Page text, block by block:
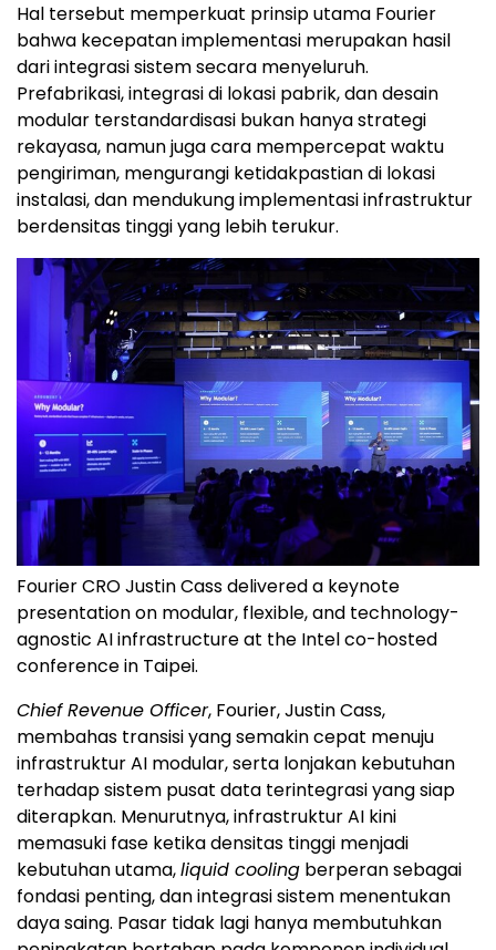
Hal tersebut memperkuat prinsip utama Fourier
bahwa kecepatan implementasi merupakan hasil
dari integrasi sistem secara menyeluruh.
Prefabrikasi, integrasi di lokasi pabrik, dan desain
modular terstandardisasi bukan hanya strategi
rekayasa, namun juga cara mempercepat waktu
pengiriman, mengurangi ketidakpastian di lokasi
instalasi, dan mendukung implementasi infrastruktur
berdensitas tinggi yang lebih terukur.
Fourier CRO Justin Cass delivered a keynote
presentation on modular, flexible, and technology-
agnostic AI infrastructure at the Intel co-hosted
conference in Taipei.
Chief Revenue Officer, Fourier, Justin Cass,
membahas transisi yang semakin cepat menuju
infrastruktur AI modular, serta lonjakan kebutuhan
terhadap sistem pusat data terintegrasi yang siap
diterapkan. Menurutnya, infrastruktur AI kini
memasuki fase ketika densitas tinggi menjadi
kebutuhan utama,liquid cooling berperan sebagai
fondasi penting, dan integrasi sistem menentukan
daya saing. Pasar tidak lagi hanya membutuhkan